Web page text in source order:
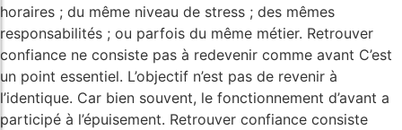
horaires ; du même niveau de stress ; des mêmes
responsabilités ; ou parfois du même métier. Retrouver
confiance ne consiste pas à redevenir comme avant C’est
un point essentiel. L’objectif n’est pas de revenir à
l’identique. Car bien souvent, le fonctionnement d’avant a
participé à l’épuisement. Retrouver confiance consiste